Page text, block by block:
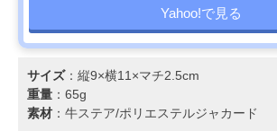
Yahoo!で見る
サイズ：縦9×横11×マチ2.5cm
重量 ：65g
素材 ：牛ステア/ポリエステルジャカード